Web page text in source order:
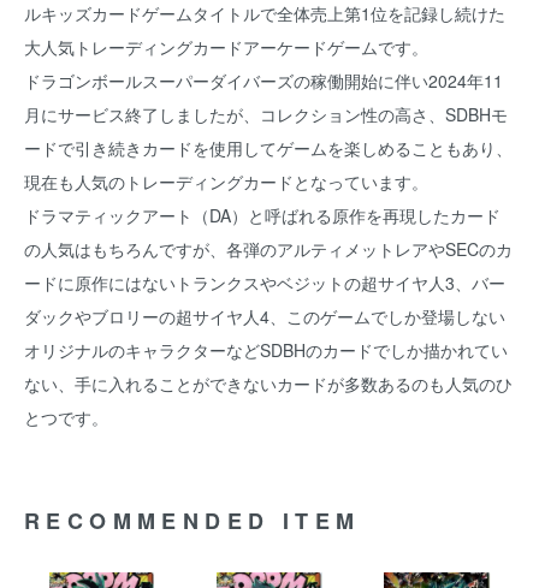
ルキッズカードゲームタイトルで全体売上第1位を記録し続けた
大人気トレーディングカードアーケードゲームです。
ドラゴンボールスーパーダイバーズの稼働開始に伴い2024年11
月にサービス終了しましたが、コレクション性の高さ、SDBHモ
ードで引き続きカードを使用してゲームを楽しめることもあり、
現在も人気のトレーディングカードとなっています。
ドラマティックアート（DA）と呼ばれる原作を再現したカード
の人気はもちろんですが、各弾のアルティメットレアやSECのカ
ードに原作にはないトランクスやベジットの超サイヤ人3、バー
ダックやブロリーの超サイヤ人4、このゲームでしか登場しない
オリジナルのキャラクターなどSDBHのカードでしか描かれてい
ない、手に入れることができないカードが多数あるのも人気のひ
とつです。
RECOMMENDED ITEM